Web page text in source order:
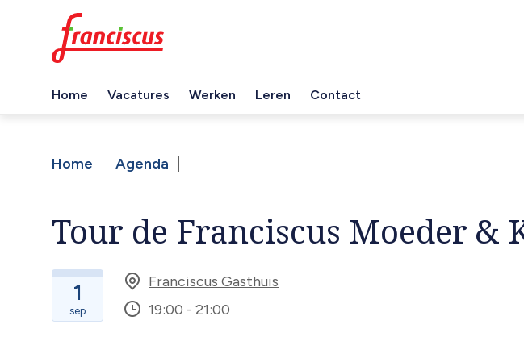
Home Vacatures Werken Leren Contact
Home Agenda
Tour de Franciscus Moeder &
1
sep
Franciscus Gasthuis
19:00 - 21:00